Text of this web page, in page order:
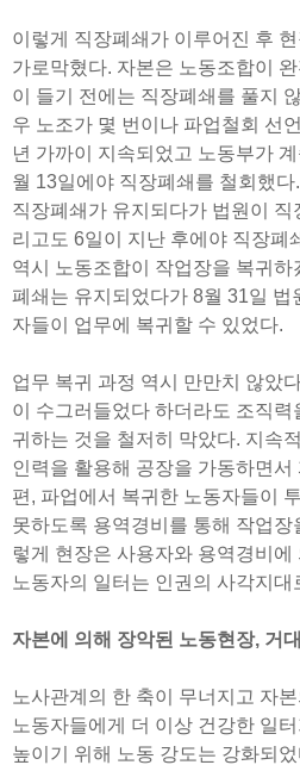
이렇게 직장폐쇄가 이루어진 후
가로막혔다. 자본은 노동조합이
이 들기 전에는 직장폐쇄를 풀지
우 노조가 몇 번이나 파업철회 선
년 가까이 지속되었고 노동부가
월 13일에야 직장폐쇄를 철회했
직장폐쇄가 유지되다가 법원이 직
리고도 6일이 지난 후에야 직장폐
역시 노동조합이 작업장을 복귀
폐쇄는 유지되었다가 8월 31일 법
자들이 업무에 복귀할 수 있었다.
업무 복귀 과정 역시 만만치 않았
이 수그러들었다 하더라도 조직
귀하는 것을 철저히 막았다. 지속
인력을 활용해 공장을 가동하면
편, 파업에서 복귀한 노동자들이
못하도록 용역경비를 통해 작업장
렇게 현장은 사용자와 용역경비
노동자의 일터는 인권의 사각지대
자본에 의해 장악된 노동현장, 거
노사관계의 한 축이 무너지고 자
노동자들에게 더 이상 건강한 일
높이기 위해 노동 강도는 강화되